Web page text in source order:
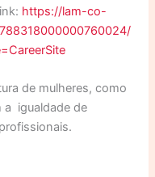
https://lam-co-
de mulheres, como
a igualdade de